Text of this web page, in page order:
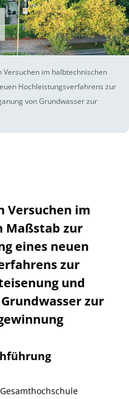
Versuchen im halbtechnischen
Hochleistungsverfahrens zur
von Grundwasser zur
Versuchen im
Maßstab zur
eines neuen
zur
und
zur